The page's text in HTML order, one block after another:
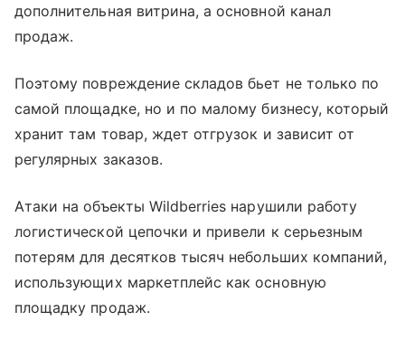
дополнительная витрина, а основной канал
продаж.
Поэтому повреждение складов бьет не только по
самой площадке, но и по малому бизнесу, который
хранит там товар, ждет отгрузок и зависит от
регулярных заказов.
Атаки на объекты Wildberries нарушили работу
логистической цепочки и привели к серьезным
потерям для десятков тысяч небольших компаний,
использующих маркетплейс как основную
площадку продаж.